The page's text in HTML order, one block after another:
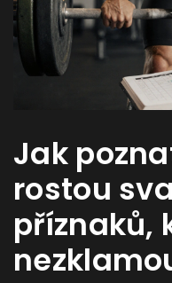
Jak
rostou
příznaků,